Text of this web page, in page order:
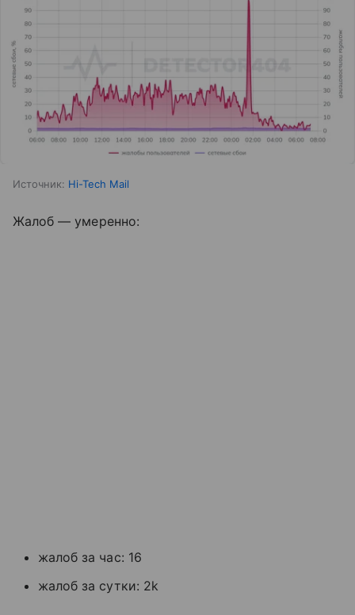
Источник: Hi-Tech Mail
Жалоб — умеренно:
жалоб за час: 16
жалоб за сутки: 2k